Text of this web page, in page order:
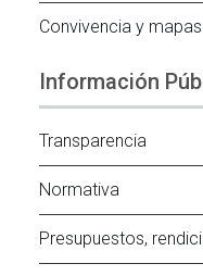
Convivencia y
Información
Transparencia
Normativa
Presupuestos,